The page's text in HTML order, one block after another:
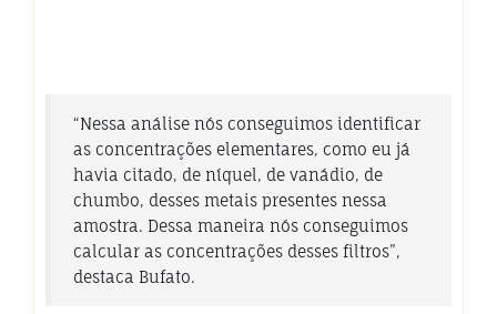
“Nessa análise nós conseguimos identificar
as concentrações elementares, como eu já
havia citado, de níquel, de vanádio, de
chumbo, desses metais presentes nessa
amostra. Dessa maneira nós conseguimos
calcular as concentrações desses filtros”,
destaca Bufato.